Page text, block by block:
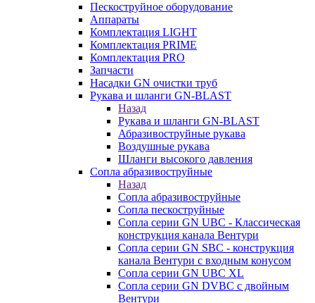
Пескоструйное оборудование
Аппараты
Комплектация LIGHT
Комплектация PRIME
Комплектация PRO
Запчасти
Насадки GN очистки труб
Рукава и шланги GN-BLAST
Назад
Рукава и шланги GN-BLAST
Абразивоструйные рукава
Воздушные рукава
Шланги высокого давления
Сопла абразивоструйные
Назад
Сопла абразивоструйные
Сопла пескоструйные
Сопла серии GN UBC - Классическая
конструкция канала Вентури
Сопла серии GN SBC - конструкция
канала Вентури c входным конусом
Сопла серии GN UBC XL
Сопла серии GN DVBC с двойным
Вентури